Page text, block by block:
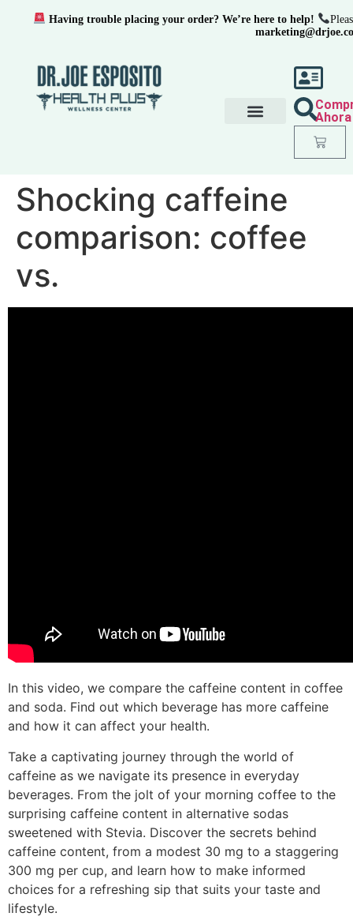
Ahora
Shocking caffeine
comparison: coffee
vs.
In this video, we compare the caffeine content in coffee
and soda. Find out which beverage has more caffeine
and how it can affect your health.
Take a captivating journey through the world of
caffeine as we navigate its presence in everyday
beverages. From the jolt of your morning coffee to the
surprising caffeine content in alternative sodas
sweetened with Stevia. Discover the secrets behind
caffeine content, from a modest 30 mg to a staggering
300 mg per cup, and learn how to make informed
choices for a refreshing sip that suits your taste and
lifestyle.
Having trouble placing your order? We’re here to help!